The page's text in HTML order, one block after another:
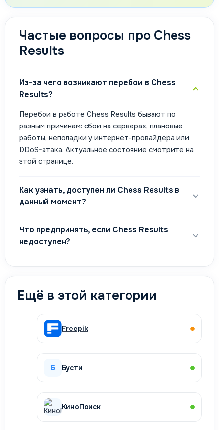
Частые вопросы про Chess
Results
Из-за чего возникают перебои в Chess
Results?
Перебои в работе Chess Results бывают по
разным причинам: сбои на серверах, плановые
работы, неполадки у интернет-провайдера или
DDoS-атака. Актуальное состояние смотрите на
этой странице.
Как узнать, доступен ли Chess Results в
данный момент?
Что предпринять, если Chess Results
недоступен?
Ещё в этой категории
Freepik
Б Бусти
КиноПоиск